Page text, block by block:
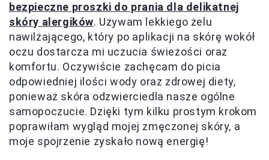
bezpieczne proszki do prania dla delikatnej
skóry alergików. Używam lekkiego żelu
nawilżającego, który po aplikacji na skórę wokół
oczu dostarcza mi uczucia świeżości oraz
komfortu. Oczywiście zachęcam do picia
odpowiedniej ilości wody oraz zdrowej diety,
ponieważ skóra odzwierciedla nasze ogólne
samopoczucie. Dzięki tym kilku prostym krokom
poprawiłam wygląd mojej zmęczonej skóry, a
moje spojrzenie zyskało nową energię!